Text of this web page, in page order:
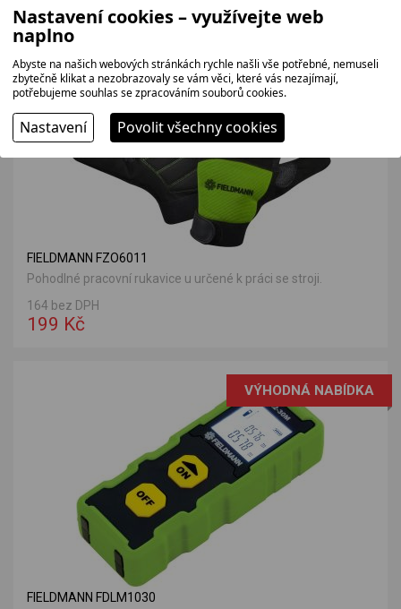
FIELDMANN FZO6011
Pohodlné pracovní rukavice u určené k práci se stroji.
164 bez DPH
199 Kč
VÝHODNÁ NABÍDKA
FIELDMANN FDLM1030
Nastavení cookies – využívejte web
naplno
Abyste na našich webových stránkách rychle našli vše potřebné, nemuseli
zbytečně klikat a nezobrazovaly se vám věci, které vás nezajímají,
potřebujeme souhlas se zpracováním souborů cookies.
Nastavení Povolit všechny cookies